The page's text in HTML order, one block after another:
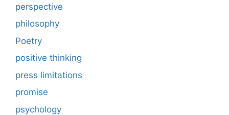
perspective
philosophy
Poetry
positive thinking
press limitations
promise
psychology